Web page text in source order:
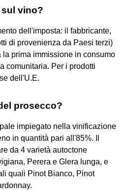
vino?
dell'imposta: il fabbricante,
di provenienza da Paesi terzi)
la prima immissione in consumo
comunitaria. Per i prodotti
dell'U.E.
prosecco?
impiegato nella vinificazione
in quantità pari all'85%. Il
da 4 varietà autoctone
Perera e Glera lunga, e
quali Pinot Bianco, Pinot